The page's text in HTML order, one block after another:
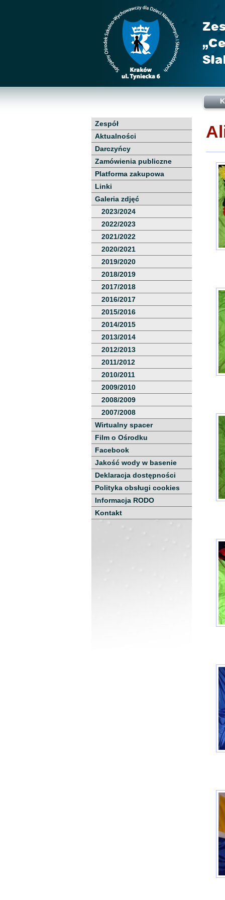
Zespół
Aktualności
Darczyńcy
Zamówienia publiczne
Platforma zakupowa
Linki
Galeria zdjęć
2023/2024
2022/2023
2021/2022
2020/2021
2019/2020
2018/2019
2017/2018
2016/2017
2015/2016
2014/2015
2013/2014
2012/2013
2011/2012
2010/2011
2009/2010
2008/2009
2007/2008
Wirtualny spacer
Film o Ośrodku
Facebook
Jakość wody w basenie
Deklaracja dostępności
Polityka obsługi cookies
Informacja RODO
Kontakt